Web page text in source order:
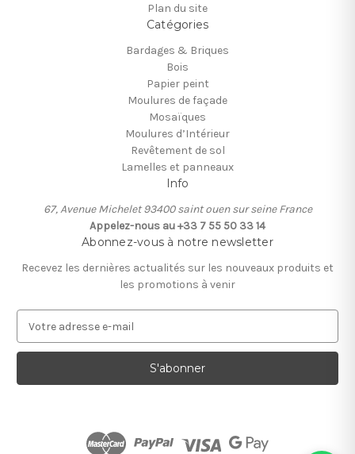
Plan du site
Catégories
Bardages & Briques
Bois
Papier peint
Moulures de façade
Mosaïques
Moulures d’Intérieur
Revêtement de sol
Lamelles et panneaux
Info
67, Avenue Michelet 93400 saint ouen sur seine France
Appelez-nous au +33 7 55 50 33 14
Abonnez-vous à notre newsletter
Recevez les dernières actualités sur les nouveaux produits et
les promotions à venir
r
s